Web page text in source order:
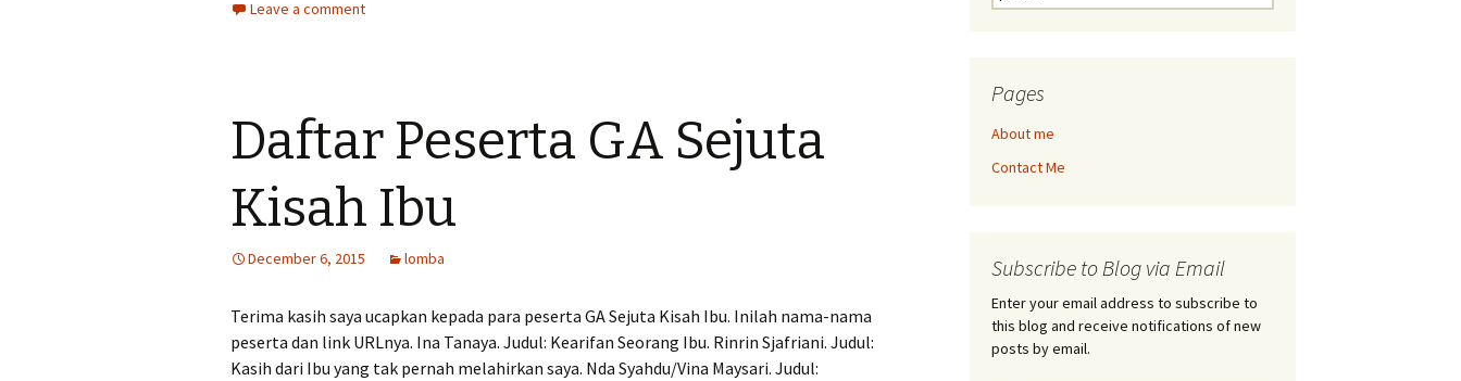
Leave a comment
Daftar Peserta GA Sejuta
Kisah Ibu
December 6, 2015 lomba
Terima kasih saya ucapkan kepada para peserta GA Sejuta Kisah Ibu. Inilah nama-nama
peserta dan link URLnya. Ina Tanaya. Judul: Kearifan Seorang Ibu. Rinrin Sjafriani. Judul:
Kasih dari Ibu yang tak pernah melahirkan saya. Nda Syahdu/Vina Maysari. Judul:
for:
Pages
About me
Contact Me
Subscribe to Blog via Email
Enter your email address to subscribe to
this blog and receive notifications of new
posts by email.